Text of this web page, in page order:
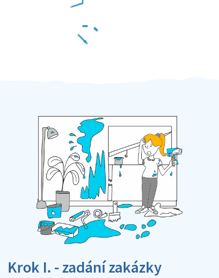
Krok I. - zadání zakázky